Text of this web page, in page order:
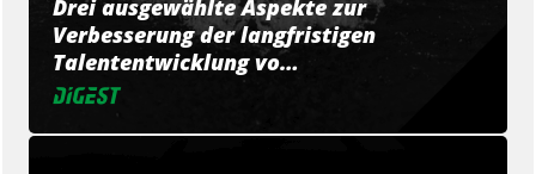
Drei ausgewählte Aspekte zur
Verbesserung der langfristigen
Talententwicklung vo…